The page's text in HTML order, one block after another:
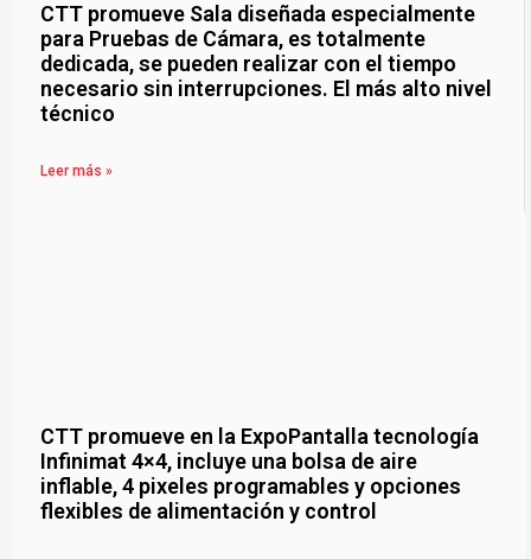
CTT promueve Sala diseñada especialmente
para Pruebas de Cámara, es totalmente
dedicada, se pueden realizar con el tiempo
necesario sin interrupciones. El más alto nivel
técnico
Leer más »
CTT promueve en la ExpoPantalla tecnología
Infinimat 4×4, incluye una bolsa de aire
inflable, 4 pixeles programables y opciones
flexibles de alimentación y control